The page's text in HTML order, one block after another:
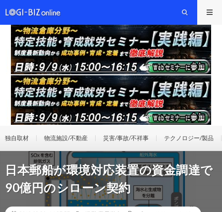
独自取材 物流施設/不動産 災害/事故/不祥事 テクノロジー/製品
日本郵船が環境対応装置の資金調達で
90億円のシローン契約